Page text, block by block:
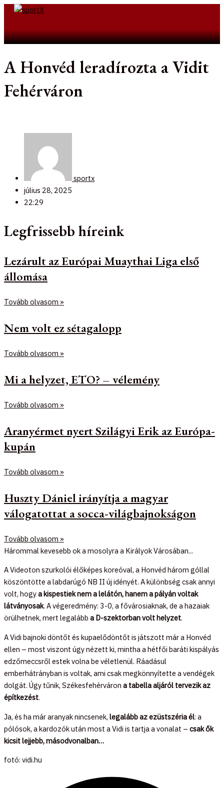
Skip
A Honvéd leradírozta a Vidit
Fehérváron
sportx
július 28, 2025
22:29
Legfrissebb híreink
Lezárult az Európai Muaythai Liga első
állomása
Tovább olvasom »
Nem volt ez sétagalopp
Tovább olvasom »
Mi a helyzet, ETO? – vélemény
Tovább olvasom »
Aranyérmet nyert Szilágyi Erik az Európa-
kupán
Tovább olvasom »
Huszty Dániel irányítja a magyar
válogatottat a socca-világbajnokságon
Tovább olvasom »
Hárommal kevesebb ok a mosolyra a Királyok Városában...
A Videoton szurkolói élőképes koreóval, a Honvéd három góllal
köszöntötte a labdarúgó NB II új idényét. A különbség csak annyi
volt, hogya kispestiek nem a lelátón, hanem a pályán voltak
látványosak. A végeredmény: 3-0, a fővárosiaknak, de a hazaiak
örülhetnek, mert legalább a D-szektorban volt helyzet.
A Vidi bajnoki döntőt és kupaelődöntőt is játszott már a Honvéd
ellen – most viszont úgy nézett ki, mintha a hétfői baráti kispályás
edzőmeccsről estek volna be véletlenül. Ráadásul
emberhátrányban is voltak, ami csak megkönnyítette a vendégek
dolgát. Úgy tűnik, Székesfehérváron a tabella aljáról tervezik az
építkezést.
Ja, és ha már aranyak nincsenek, legalább az ezüstszéria él: a
pólósok, a kardozók után most a Vidi is tartja a vonalat – csak ők
kicsit lejjebb, másodvonalban…
fotó: vidi.hu